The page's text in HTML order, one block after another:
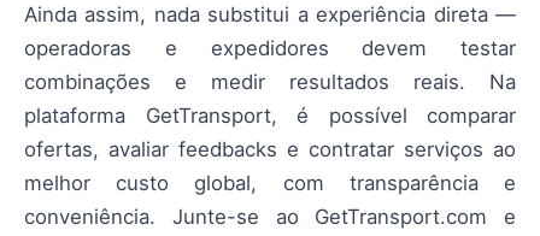
Ainda assim, nada substitui a experiência direta —
operadoras e expedidores devem testar
combinações e medir resultados reais. Na
plataforma GetTransport, é possível comparar
ofertas, avaliar feedbacks e contratar serviços ao
melhor custo global, com transparência e
conveniência. Junte-se ao GetTransport.com e